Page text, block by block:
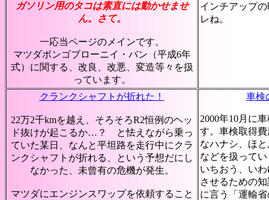
ガソリン用のタコは素直には動かせませ
ん。さて。
一応当ページのメインです。
マツダボンゴブローニイ・バン（平成6年
式）に関する、改良、改悪、変造等々を扱
っています。
インチアップ
レね。
クランクシャフトが折れた！
22万2千kmを越え、そろそろR2恒例のヘッ
ド抜けが起こるか…？ と怯えながら乗っ
ていた某日、なんと平坦路を走行中にクラ
ンクシャフトが折れる、という予想だにし
なかった、未曾有の危機が発生。
マツダにエンジンスワップを依頼すること
車検
2000年10月に
す。車検取得
なハナシ、ほ
などを扱って
いちおう、い
させるための
に言う「運輸